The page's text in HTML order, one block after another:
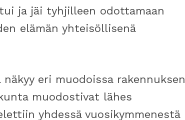
ja jäi tyhjilleen odottamaan
elämän yhteisöllisenä
eri muodoissa rakennuksen
muodostivat lähes
yhdessä vuosikymmenestä